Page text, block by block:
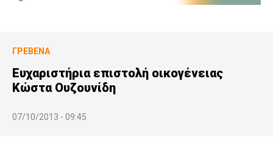
ΓΡΕΒΕΝΆ
Ευχαριστήρια επιστολή οικογένειας
Κώστα Ουζουνίδη
07/10/2013 - 09:45